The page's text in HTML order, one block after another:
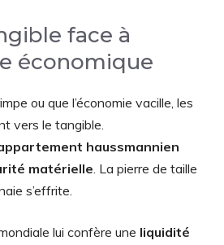
face à
économique
ou que l’économie vacille, les
vers le tangible.
haussmannien
matérielle. La pierre de taille
s’effrite.
lui confère une liquidité